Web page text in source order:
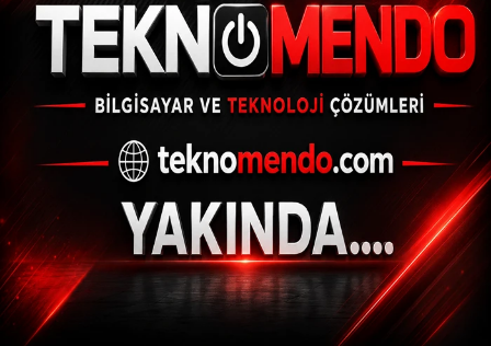
ASAYIŞ
(İHA) - İhlas Haber Ajansı | 31.07.2024 - 18:03, Güncelleme: 31.07.2024
- 17:33
3 kişiyi öldürüp 2 kişiyi yaralayan polis
memuru tutuklandı
ABONE OL